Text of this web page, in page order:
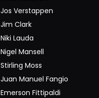
Jos Verstappen
Jim Clark
Niki Lauda
Nigel Mansell
Stirling Moss
Juan Manuel Fangio
Emerson Fittipaldi